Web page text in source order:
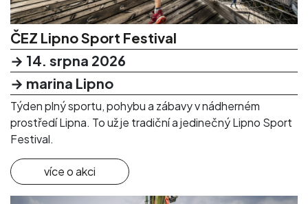
ČEZ Lipno Sport Festival
→ 14. srpna 2026
→ marina Lipno
Týden plný sportu, pohybu a zábavy v nádherném
prostředí Lipna. To už je tradiční a jedinečný Lipno Sport
Festival.
více o akci